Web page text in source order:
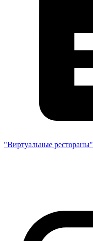
"Виртуальные рестораны"